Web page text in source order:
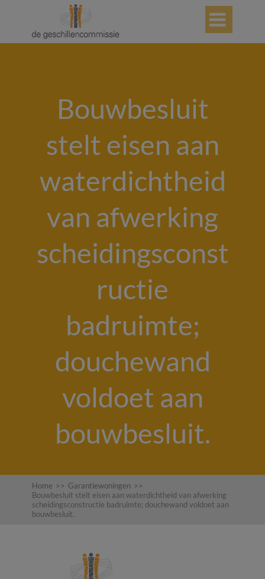

Bouwbesluit
stelt eisen aan
waterdichtheid
van afwerking
scheidingsconst
ructie
badruimte;
douchewand
voldoet aan
bouwbesluit.
Home >> Garantiewoningen >>
Bouwbesluit stelt eisen aan waterdichtheid van afwerking
scheidingsconstructie badruimte; douchewand voldoet aan
bouwbesluit.